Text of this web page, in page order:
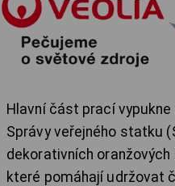
Hlavní část prací vypukne
Správy veřejného statku
dekorativních
které pomáhají udržovat